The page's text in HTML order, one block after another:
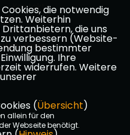
Kontakt
Eder
die notwendig
Weiterhin
die uns
verbessern (Website-
bestimmter
Ihre
widerrufen. Weitere
(Übersicht)
allein für den
Webseite benötigt.